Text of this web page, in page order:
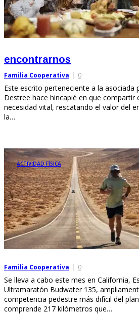
encontrarnos
Familia Cooperativa 0
Este escrito perteneciente a la asociada
Destree hace hincapié en que
necesidad vital, rescatando el valor del
la…
ACTIVIDAD FÍSICA
Familia Cooperativa 0
Se lleva a cabo este mes en California,
Ultramaratón Budwater 135,
competencia pedestre más difícil del
comprende 217 kilómetros que…